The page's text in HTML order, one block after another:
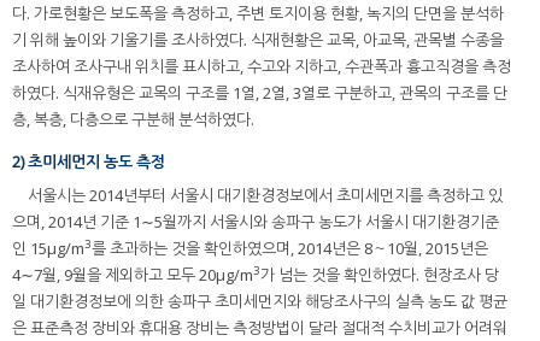
다. 가로현황은 보도폭을 측정하고, 주변 토지이용 현황, 녹지의 단면을 분석하
기 위해 높이와 기울기를 조사하였다. 식재현황은 교목, 아교목, 관목별 수종을
조사하여 조사구내 위치를 표시하고, 수고와 지하고, 수관폭과 흉고직경을 측정
하였다. 식재유형은 교목의 구조를 1열, 2열, 3열로 구분하고, 관목의 구조를 단
층, 복층, 다층으로 구분해 분석하였다.
2) 초미세먼지 농도 측정
서울시는 2014년부터 서울시 대기환경정보에서 초미세먼지를 측정하고 있
으며, 2014년 기준 1∼5월까지 서울시와 송파구 농도가 서울시 대기환경기준
인 15µg/m3를 초과하는 것을 확인하였으며, 2014년은 8～10월, 2015년은
4∼7월, 9월을 제외하고 모두 20µg/m3가 넘는 것을 확인하였다. 현장조사 당
일 대기환경정보에 의한 송파구 초미세먼지와 해당조사구의 실측 농도 값 평균
은 표준측정 장비와 휴대용 장비는 측정방법이 달라 절대적 수치비교가 어려워